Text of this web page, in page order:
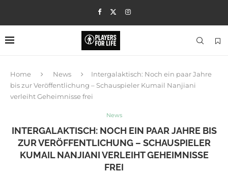
Home News
Intergalaktisch: Noch ein paar Jahre
bis zur Veröffentlichung – Schauspieler Kumail Nanjiani
verleiht Geheimnisse frei
News
INTERGALAKTISCH: NOCH EIN PAAR JAHRE BIS
ZUR VERÖFFENTLICHUNG – SCHAUSPIELER
KUMAIL NANJIANI VERLEIHT GEHEIMNISSE
FREI